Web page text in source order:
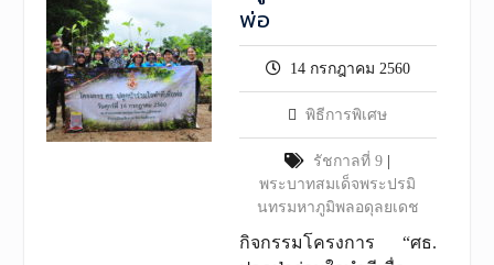
พ่อ
14 กรกฎาคม 2560
พิธีการพิเศษ
รัชกาลที่ 9
พระบาทสมเด็จพระปรมิ
นทรมหาภูมิพลอดุลยเดช
กิจกรรมโครงการ “ศธ.